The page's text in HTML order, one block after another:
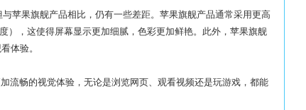
苹果旗舰产品相比，仍有一些差距。苹果旗舰产品通常采用更高
），这使得屏幕显示更加细腻，色彩更加鲜艳。此外，苹果旗舰
体验。
流畅的视觉体验，无论是浏览网页、观看视频还是玩游戏，都能